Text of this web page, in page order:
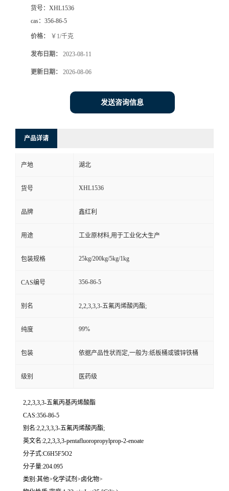
货号： XHL1536
cas： 356-86-5
价格： ￥1/千克
发布日期： 2023-08-11
更新日期： 2026-08-06
发送咨询信息
产品详请
产地 湖北
货号 XHL1536
品牌 鑫红利
用途 工业原材料,用于工业化大生产
包装规格 25kg/200kg/5kg/1kg
CAS编号 356-86-5
别名 2,2,3,3,3-五氟丙烯酸丙酯;
纯度 99%
包装 依据产品性状而定,一般为:纸板桶或镀锌铁桶
级别 医药级
2,2,3,3,3-五氟丙基丙烯酸酯
CAS:356-86-5
别名:2,2,3,3,3-五氟丙烯酸丙酯;
英文名:2,2,3,3,3-pentafluoropropylprop-2-enoate
分子式:C6H5F5O2
分子量:204.095
类别:其他>化学试剂>卤化物>